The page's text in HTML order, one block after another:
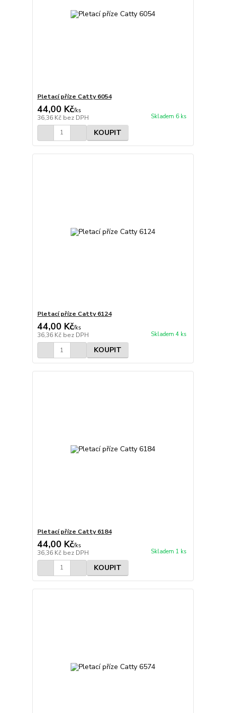
Pletací příze Catty 6054
44,00 Kč/ks
36,36 Kč bez DPH Skladem 6 ks
KOUPIT
Pletací příze Catty 6124
44,00 Kč/ks
36,36 Kč bez DPH Skladem 4 ks
KOUPIT
Pletací příze Catty 6184
44,00 Kč/ks
36,36 Kč bez DPH Skladem 1 ks
KOUPIT